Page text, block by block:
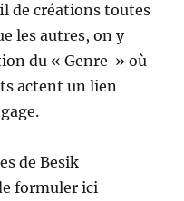
de créations toutes
les autres, on y
du « Genre » où
actent un lien
de Besik
formuler ici